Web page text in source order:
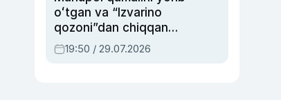
oʻtgan va “Izvarino
qozoni”dan chiqqan
qahramon — Ukraina
armiyasi bosh
19:50 / 29.07.2026